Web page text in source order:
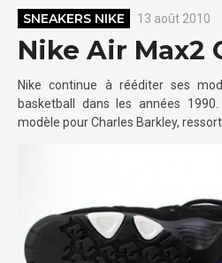
SNEAKERS NIKE 13 août 2010
Nike Air Max2
Nike continue à rééditer ses
basketball dans les années 1990.
modèle pour Charles Barkley,